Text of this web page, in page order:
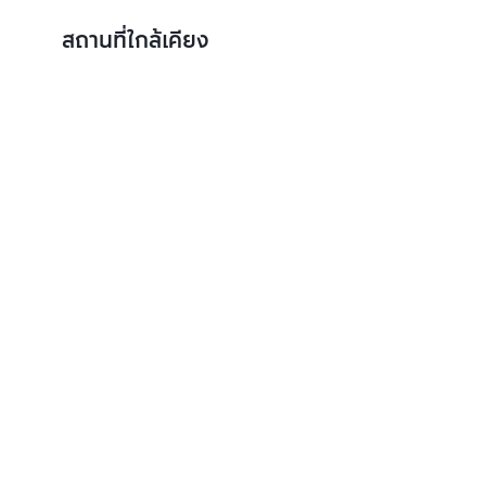
สถานที่ใกล้เคียง